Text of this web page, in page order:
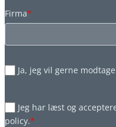
Firma*
Ja, jeg vil gerne
Jeg har læst og
policy.*